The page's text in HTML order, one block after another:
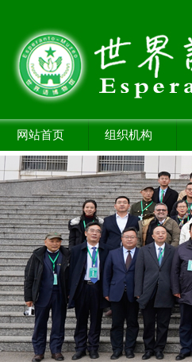
网站首页 组织机构